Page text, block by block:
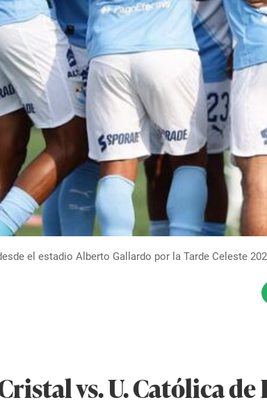
el estadio Alberto Gallardo por la Tarde Celeste
vs. U. Católica de